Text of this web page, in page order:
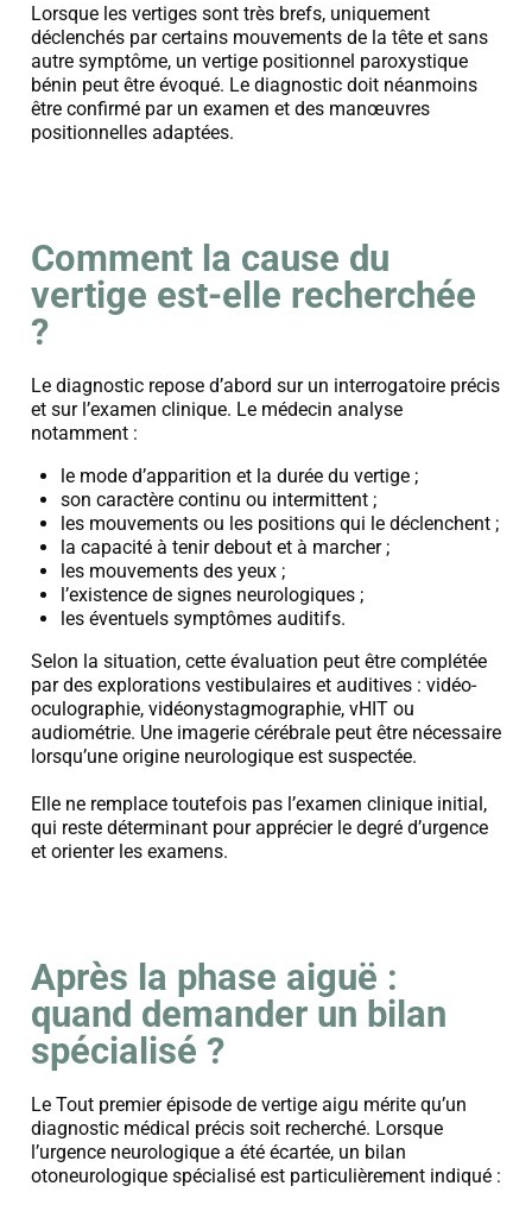
Lorsque les vertiges sont très brefs, uniquement
déclenchés par certains mouvements de la tête et sans
autre symptôme, un vertige positionnel paroxystique
bénin peut être évoqué. Le diagnostic doit néanmoins
être confirmé par un examen et des manœuvres
positionnelles adaptées.
Comment la cause du
vertige est-elle recherchée
?
Le diagnostic repose d’abord sur un interrogatoire précis
et sur l’examen clinique. Le médecin analyse
notamment :
le mode d’apparition et la durée du vertige ;
son caractère continu ou intermittent ;
les mouvements ou les positions qui le déclenchent ;
la capacité à tenir debout et à marcher ;
les mouvements des yeux ;
l’existence de signes neurologiques ;
les éventuels symptômes auditifs.
Selon la situation, cette évaluation peut être complétée
par des explorations vestibulaires et auditives : vidéo-
oculographie, vidéonystagmographie, vHIT ou
audiométrie. Une imagerie cérébrale peut être nécessaire
lorsqu’une origine neurologique est suspectée.
Elle ne remplace toutefois pas l’examen clinique initial,
qui reste déterminant pour apprécier le degré d’urgence
et orienter les examens.
Après la phase aiguë :
quand demander un bilan
spécialisé ?
Le Tout premier épisode de vertige aigu mérite qu’un
diagnostic médical précis soit recherché. Lorsque
l’urgence neurologique a été écartée, un bilan
otoneurologique spécialisé est particulièrement indiqué :